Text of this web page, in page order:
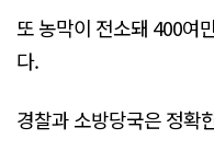
또 농막이 전소돼 400여
다.
경찰과 소방당국은 정확